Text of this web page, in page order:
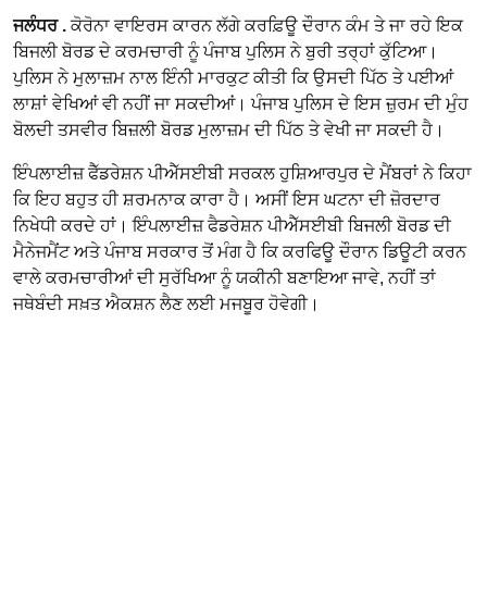
ਜਲੰਧਰ .ਕੋਰੋਨਾ ਵਾਇਰਸ ਕਾਰਨ ਲੱਗੇ ਕਰਫ਼ਿਊ ਦੌਰਾਨ ਕੰਮ ਤੇ ਜਾ ਰਹੇ ਇਕ
ਬਿਜਲੀ ਬੋਰਡ ਦੇ ਕਰਮਚਾਰੀ ਨੂੰ ਪੰਜਾਬ ਪੁਲਿਸ ਨੇ ਬੁਰੀ ਤਰ੍ਹਾਂ ਕੁੱਟਿਆ।
ਪੁਲਿਸ ਨੇ ਮੁਲਾਜ਼ਮ ਨਾਲ ਇੰਨੀ ਮਾਰਕੁਟ ਕੀਤੀ ਕਿ ਉਸਦੀ ਪਿੱਠ ਤੇ ਪਈਆਂ
ਲਾਸ਼ਾਂ ਵੇਖਿਆਂ ਵੀ ਨਹੀਂ ਜਾ ਸਕਦੀਆਂ। ਪੰਜਾਬ ਪੁਲਿਸ ਦੇ ਇਸ ਜ਼ੁਰਮ ਦੀ ਮੁੰਹ
ਬੋਲਦੀ ਤਸਵੀਰ ਬਿਜ਼ਲੀ ਬੋਰਡ ਮੁਲਾਜ਼ਮ ਦੀ ਪਿੱਠ ਤੇ ਵੇਖੀ ਜਾ ਸਕਦੀ ਹੈ।
ਇੰਪਲਾਈਜ਼ ਫੈੱਡਰੇਸ਼ਨ ਪੀਐੱਸਈਬੀ ਸਰਕਲ ਹੁਸ਼ਿਆਰਪੁਰ ਦੇ ਮੈਂਬਰਾਂ ਨੇ ਕਿਹਾ
ਕਿ ਇਹ ਬਹੁਤ ਹੀ ਸ਼ਰਮਨਾਕ ਕਾਰਾ ਹੈ। ਅਸੀਂ ਇਸ ਘਟਨਾ ਦੀ ਜ਼ੋਰਦਾਰ
ਨਿਖੇਧੀ ਕਰਦੇ ਹਾਂ। ਇੰਪਲਾਈਜ਼ ਫੈਡਰੇਸ਼ਨ ਪੀਐੱਸਈਬੀ ਬਿਜਲੀ ਬੋਰਡ ਦੀ
ਮੈਨੇਜਮੈਂਟ ਅਤੇ ਪੰਜਾਬ ਸਰਕਾਰ ਤੋਂ ਮੰਗ ਹੈ ਕਿ ਕਰਫਿਊ ਦੌਰਾਨ ਡਿਊਟੀ ਕਰਨ
ਵਾਲੇ ਕਰਮਚਾਰੀਆਂ ਦੀ ਸੁਰੱਖਿਆ ਨੂੰ ਯਕੀਨੀ ਬਣਾਇਆ ਜਾਵੇ, ਨਹੀਂ ਤਾਂ
ਜਥੇਬੰਦੀ ਸਖ਼ਤ ਐਕਸ਼ਨ ਲੈਣ ਲਈ ਮਜਬੂਰ ਹੋਵੇਗੀ।